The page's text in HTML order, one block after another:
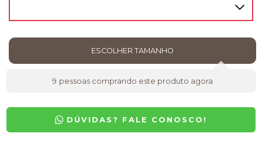
9 pessoas comprando este produto agora
DÚVIDAS? FALE CONOSCO!